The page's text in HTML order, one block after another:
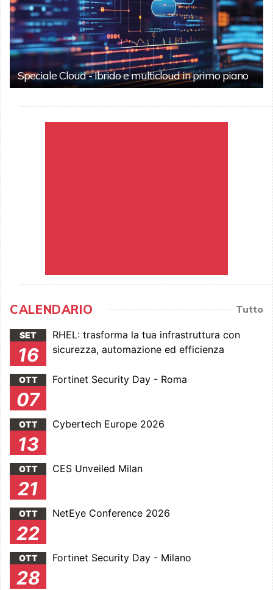
Speciale Cloud - Ibrido e multicloud in primo piano
CALENDARIO Tutto
SET
16
RHEL: trasforma la tua infrastruttura con
sicurezza, automazione ed efficienza
OTT
07
Fortinet Security Day - Roma
OTT
13
Cybertech Europe 2026
OTT
21
CES Unveiled Milan
OTT
22
NetEye Conference 2026
OTT
28
Fortinet Security Day - Milano